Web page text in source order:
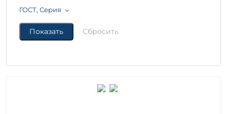
ГОСТ, Серия